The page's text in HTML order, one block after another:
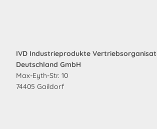
IVD Industrieprodukte
Deutschland GmbH
Max-Eyth-Str. 10
74405 Gaildorf